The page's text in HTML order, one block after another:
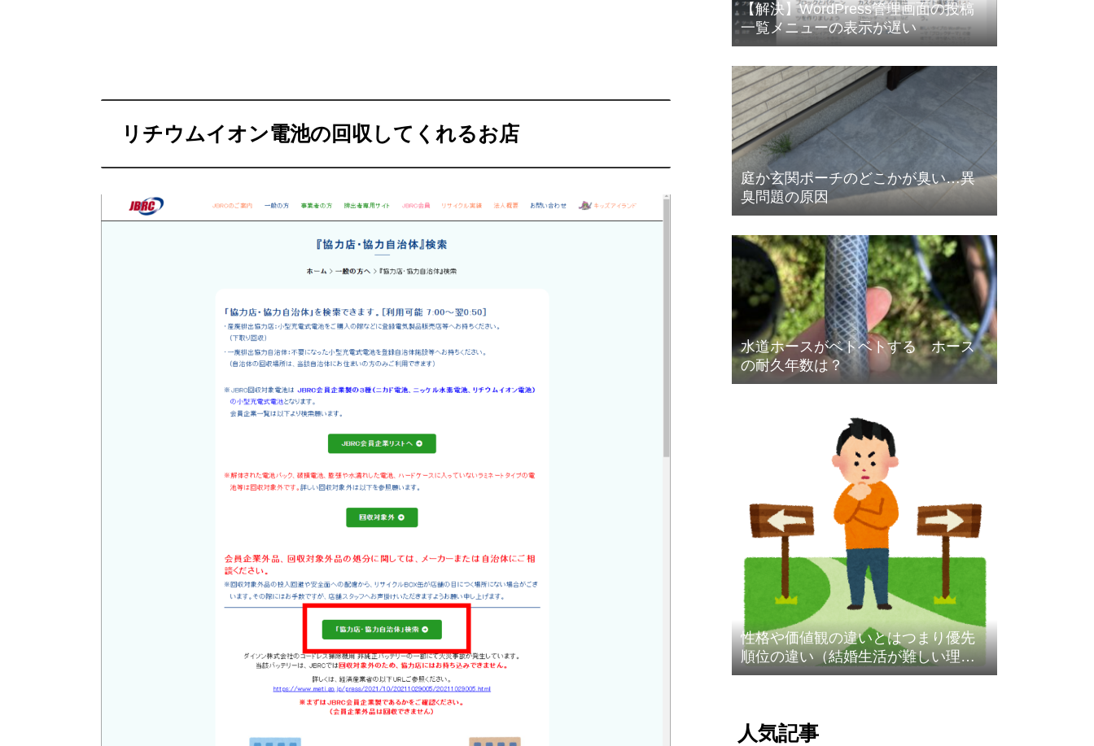
リチウムイオン電池の回収してくれるお店
【解決】WordPress管理画面の投稿
一覧メニューの表示が遅い
庭か玄関ポーチのどこかが臭い…異
臭問題の原因
水道ホースがベトベトする ホース
の耐久年数は？
性格や価値観の違いとはつまり優先
順位の違い（結婚生活が難しい理
由）
人気記事